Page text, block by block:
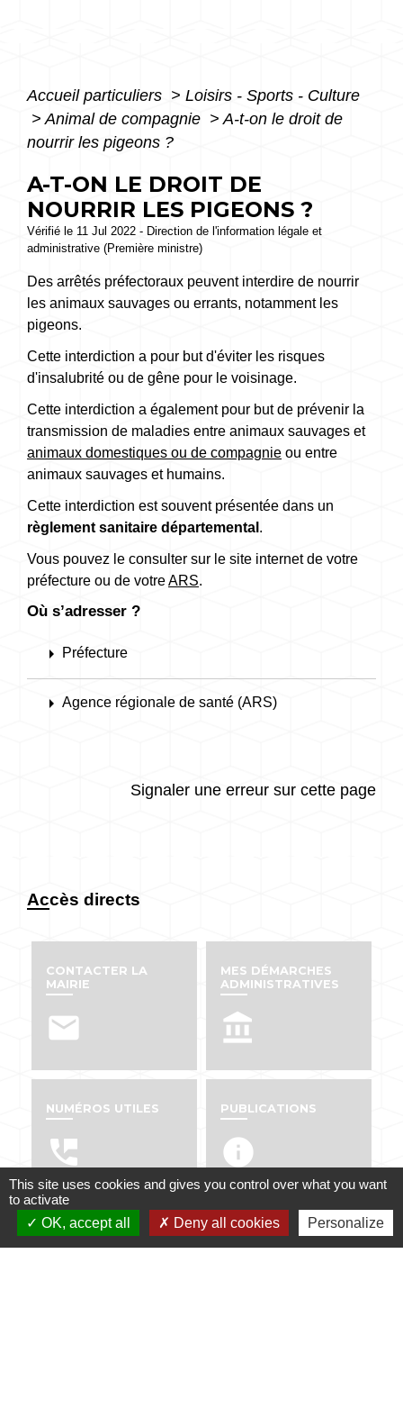
Accueil particuliers > Loisirs - Sports - Culture
> Animal de compagnie > A-t-on le droit de
nourrir les pigeons ?
A-T-ON LE DROIT DE
NOURRIR LES PIGEONS ?
Vérifié le 11 Jul 2022 - Direction de l'information légale et
administrative (Première ministre)
Des arrêtés préfectoraux peuvent interdire de nourrir
les animaux sauvages ou errants, notamment les
pigeons.
Cette interdiction a pour but d'éviter les risques
d'insalubrité ou de gêne pour le voisinage.
Cette interdiction a également pour but de prévenir la
transmission de maladies entre animaux sauvages et
animaux domestiques ou de compagnie ou entre
animaux sauvages et humains.
Cette interdiction est souvent présentée dans un
règlement sanitaire départemental .
Vous pouvez le consulter sur le site internet de votre
préfecture ou de votreARS.
Où s’adresser ?
arrow_right Préfecture
arrow_right Agence régionale de santé (ARS)
Signaler une erreur sur cette page
Accès directs
CONTACTER LA
MAIRIE
email
MES DÉMARCHES
ADMINISTRATIVES
account_balance
NUMÉROS UTILES
perm_phone_msg
PUBLICATIONS
info
Contacts
This site uses cookies and gives you control over what you want
to activate
OK, accept all
Deny all cookies Personalize